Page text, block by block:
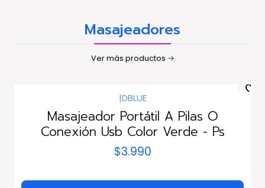
Masajeadores
Ver más productos
|DBLUE
Masajeador Portátil A Pilas O
Conexión Usb Color Verde - Ps
$3.990